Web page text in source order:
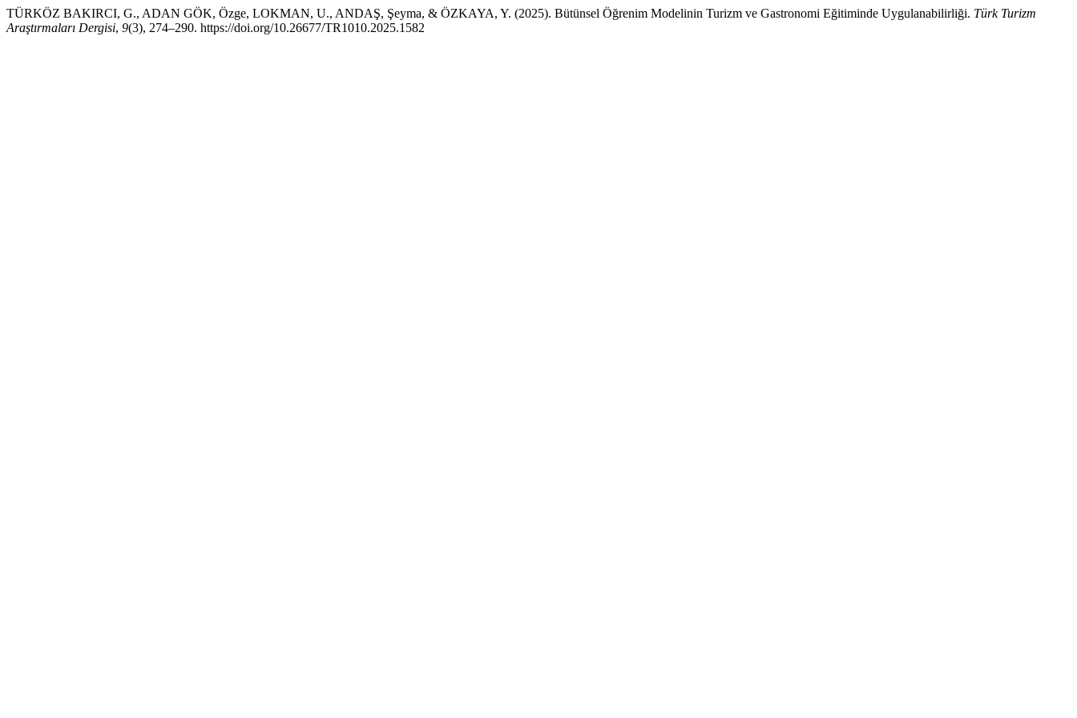
TÜRKÖZ BAKIRCI, G., ADAN GÖK, Özge, LOKMAN, U., ANDAŞ, Şeyma, & ÖZKAYA, Y. (2025). Bütünsel Öğrenim Modelinin Turizm ve Gastronomi Eğitiminde Uygulanabilirliği. Türk Turizm
Araştırmaları Dergisi, 9(3), 274–290. https://doi.org/10.26677/TR1010.2025.1582